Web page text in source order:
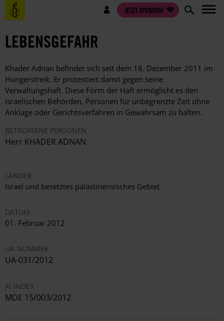
Direkt
zum
Benutzermenü JETZT SPENDEN!
LEBENSGEFAHR
Khader Adnan befindet sich seit dem 18. Dezember 2011 im
Hungerstreik. Er protestiert damit gegen seine
Verwaltungshaft. Diese Form der Haft ermöglicht es den
israelischen Behörden, Personen für unbegrenzte Zeit ohne
Anklage oder Gerichtsverfahren in Gewahrsam zu halten.
BETROFFENE PERSONEN
Herr KHADER ADNAN
LÄNDER
Israel und besetztes palästinensisches Gebiet
DATUM
01. Februar 2012
UA-NUMMER
UA-031/2012
AI INDEX
MDE 15/003/2012